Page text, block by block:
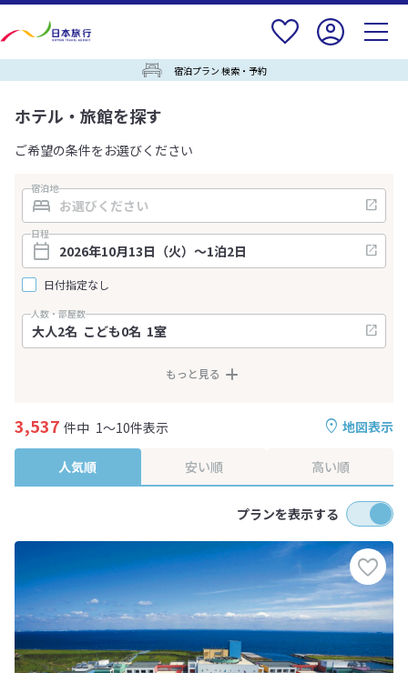
宿泊プラン 検索・予約
ホテル・旅館を探す
ご希望の条件をお選びください
宿泊地
日程
日付指定なし
人数・部屋数
もっと見る
地図表示
3,537 件中 1～10件表示
人気順 安い順 高い順
プランを表示する